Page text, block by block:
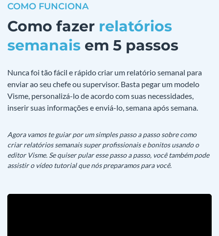
COMO FUNCIONA
Como fazer relatórios
semanais em 5 passos
Nunca foi tão fácil e rápido criar um relatório semanal para
enviar ao seu chefe ou supervisor. Basta pegar um modelo
Visme, personalizá-lo de acordo com suas necessidades,
inserir suas informações e enviá-lo, semana após semana.
Agora vamos te guiar por um simples passo a passo sobre como
criar relatórios semanais super profissionais e bonitos usando o
editor Visme. Se quiser pular esse passo a passo, você também pode
assistir o vídeo tutorial que nós preparamos para você.